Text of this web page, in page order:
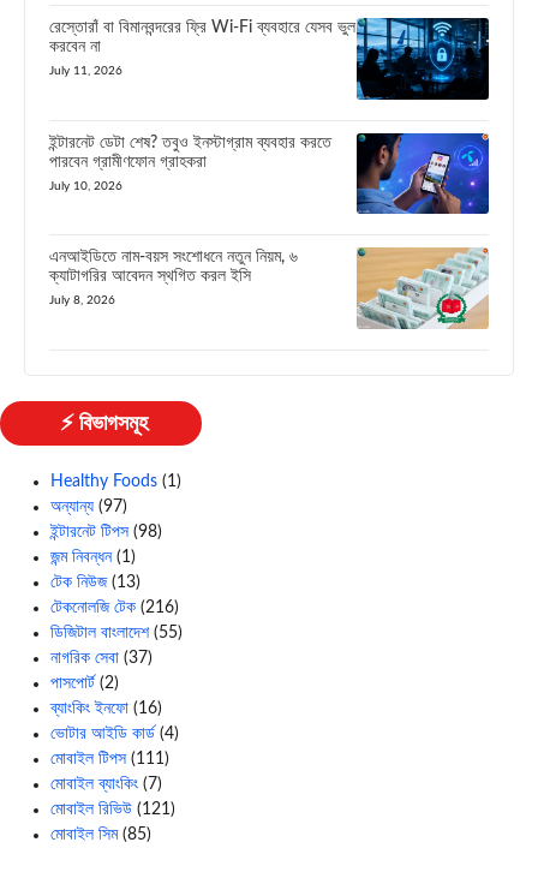
রেস্তোরাঁ বা বিমানবন্দরের ফ্রি Wi-Fi ব্যবহারে যেসব ভুল
করবেন না
July 11, 2026
ইন্টারনেট ডেটা শেষ? তবুও ইনস্টাগ্রাম ব্যবহার করতে
পারবেন গ্রামীণফোন গ্রাহকরা
July 10, 2026
এনআইডিতে নাম-বয়স সংশোধনে নতুন নিয়ম, ৬
ক্যাটাগরির আবেদন স্থগিত করল ইসি
July 8, 2026
⚡ বিভাগসমূহ
Healthy Foods (1)
অন্যান্য (97)
ইন্টারনেট টিপস (98)
জন্ম নিবন্ধন(1)
টেক নিউজ(13)
টেকনোলজি টেক (216)
ডিজিটাল বাংলাদেশ(55)
নাগরিক সেবা (37)
পাসপোর্ট (2)
ব্যাংকিং ইনফো (16)
ভোটার আইডি কার্ড (4)
মোবাইল টিপস (111)
মোবাইল ব্যাংকিং (7)
মোবাইল রিভিউ (121)
মোবাইল সিম(85)